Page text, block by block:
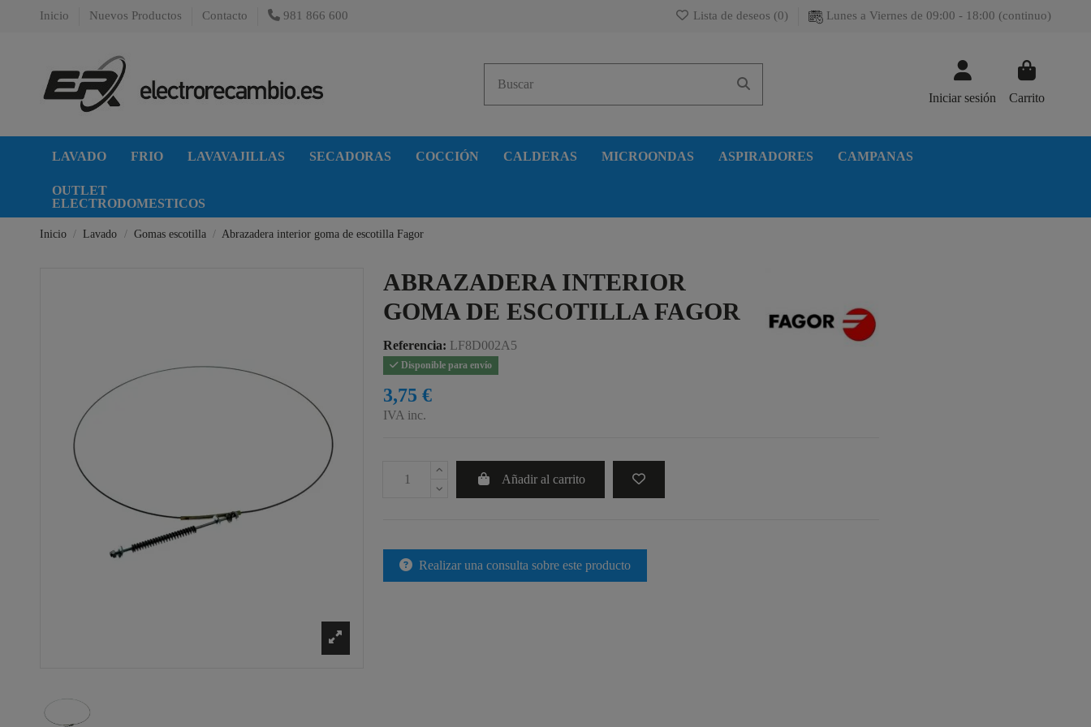
Inicio Nuevos Productos Contacto 981 866 600 Lista de deseos (0) Lunes a Viernes de 09:00 - 18:00 (continuo)
Iniciar sesión Carrito
LAVADO FRIO LAVAVAJILLAS SECADORAS COCCIÓN CALDERAS MICROONDAS ASPIRADORES CAMPANAS
OUTLET
ELECTRODOMESTICOS
Inicio Lavado Gomas escotilla Abrazadera interior goma de escotilla Fagor
ABRAZADERA INTERIOR
GOMA DE ESCOTILLA FAGOR
Referencia: LF8D002A5
Disponible para envío
3,75 €
IVA inc.
Añadir al carrito
Realizar una consulta sobre este producto